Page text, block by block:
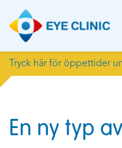
Tryck här för öppettider
En ny typ